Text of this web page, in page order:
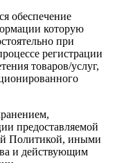
обеспечение
которую
при
регистрации
товаров/услуг,
предоставляемой
Политикой, иными
и действующим